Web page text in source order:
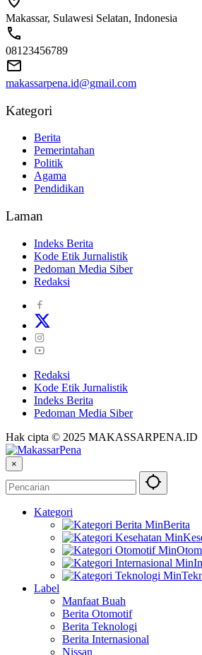
Makassar, Sulawesi Selatan, Indonesia
08123456789
makassarpena.id@gmail.com
Kategori
Berita
Pemerintahan
Politik
Agama
Pendidikan
Laman
Indeks Berita
Kode Etik Jurnalistik
Pedoman Media Siber
Redaksi
Redaksi
Kode Etik Jurnalistik
Indeks Berita
Pedoman Media Siber
Hak cipta © 2025 MAKASSARPENA.ID
×
Kategori
Berita
Label
Manfaat Buah
Berita Otomotif
Berita Teknologi
Berita Internasional
Nissan